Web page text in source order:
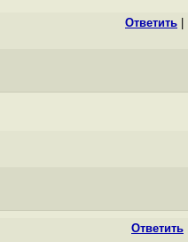
Ответить
Ответить